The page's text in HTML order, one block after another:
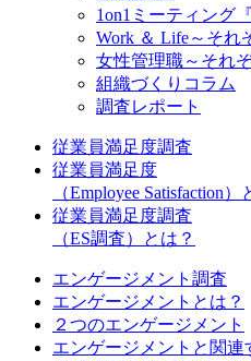
1on1ミーティング
Work ＆ Life～それ
女性管理職～それ
組織づくりコラム
調査レポート
従業員満足度調査
従業員満足度
（Employee Satisfaction）
従業員満足度調査
（ES調査）とは？
エンゲージメント調査
エンゲージメントとは？
２つのエンゲージメント
エンゲージメントと関連